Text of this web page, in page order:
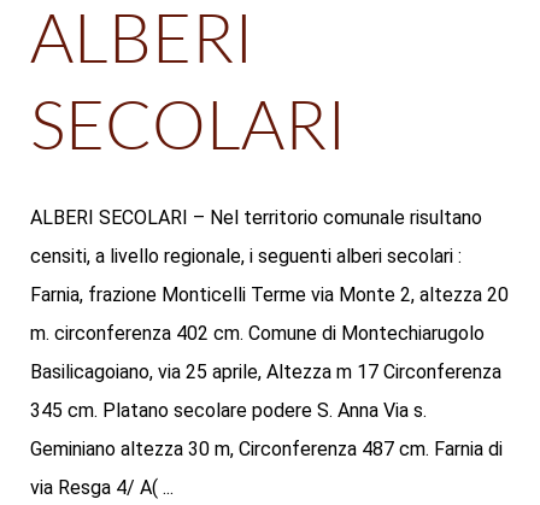
ALBERI
SECOLARI
ALBERI SECOLARI – Nel territorio comunale risultano
censiti, a livello regionale, i seguenti alberi secolari :
Farnia, frazione Monticelli Terme via Monte 2, altezza 20
m. circonferenza 402 cm. Comune di Montechiarugolo
Basilicagoiano, via 25 aprile, Altezza m 17 Circonferenza
345 cm. Platano secolare podere S. Anna Via s.
Geminiano altezza 30 m, Circonferenza 487 cm. Farnia di
via Resga 4/ A( ...